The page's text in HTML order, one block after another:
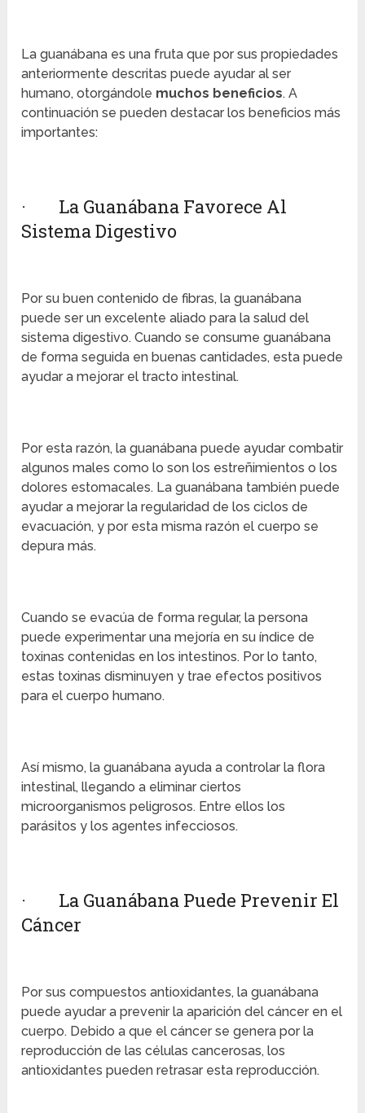
La guanábana es una fruta que por sus propiedades
anteriormente descritas puede ayudar al ser
humano, otorgándole muchos beneficios. A
continuación se pueden destacar los beneficios más
importantes:
· La Guanábana Favorece Al
Sistema Digestivo
Por su buen contenido de fibras, la guanábana
puede ser un excelente aliado para la salud del
sistema digestivo. Cuando se consume guanábana
de forma seguida en buenas cantidades, esta puede
ayudar a mejorar el tracto intestinal.
Por esta razón, la guanábana puede ayudar combatir
algunos males como lo son los estreñimientos o los
dolores estomacales. La guanábana también puede
ayudar a mejorar la regularidad de los ciclos de
evacuación, y por esta misma razón el cuerpo se
depura más.
Cuando se evacúa de forma regular, la persona
puede experimentar una mejoría en su índice de
toxinas contenidas en los intestinos. Por lo tanto,
estas toxinas disminuyen y trae efectos positivos
para el cuerpo humano.
Así mismo, la guanábana ayuda a controlar la flora
intestinal, llegando a eliminar ciertos
microorganismos peligrosos. Entre ellos los
parásitos y los agentes infecciosos.
· La Guanábana Puede Prevenir El
Cáncer
Por sus compuestos antioxidantes, la guanábana
puede ayudar a prevenir la aparición del cáncer en el
cuerpo. Debido a que el cáncer se genera por la
reproducción de las células cancerosas, los
antioxidantes pueden retrasar esta reproducción.